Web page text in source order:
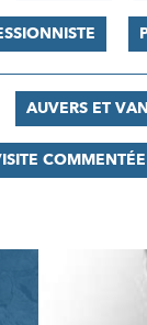
AUVERS ET
COMMENTÉE